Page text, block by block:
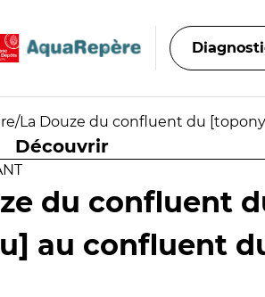
/La Douze du confluent du
Découvrir
du confluent
au confluent